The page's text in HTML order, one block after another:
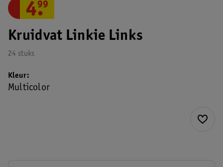
Kruidvat Linkie Links
24 stuks
4.
99
Kleur
Multicolor